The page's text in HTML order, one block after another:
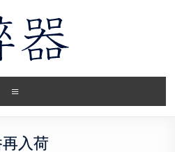
入荷